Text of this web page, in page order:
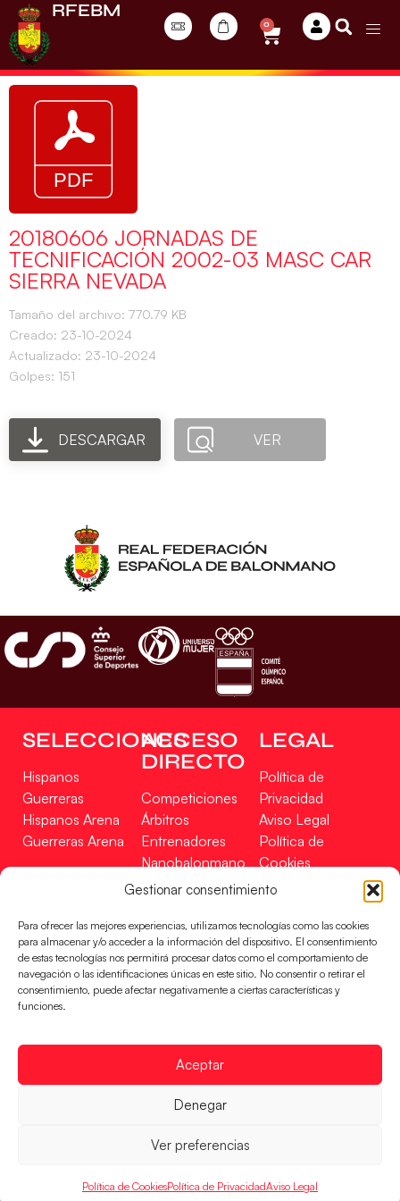
Gestionar consentimiento
Para ofrecer las mejores experiencias, utilizamos tecnologías como las cookies
para almacenar y/o acceder a la información del dispositivo. El consentimiento
de estas tecnologías nos permitirá procesar datos como el comportamiento de
navegación o las identificaciones únicas en este sitio. No consentir o retirar el
consentimiento, puede afectar negativamente a ciertas características y
funciones.
Aceptar
Denegar
Ver preferencias
Política de CookiesPolítica de PrivacidadAviso Legal
RFEBM
0
20180606 JORNADAS DE
TECNIFICACIÓN 2002-03 MASC CAR
SIERRA NEVADA
Tamaño del archivo: 770.79 KB
Creado: 23-10-2024
Actualizado: 23-10-2024
Golpes: 151
DESCARGAR VER
SELECCIONES
Hispanos
Guerreras
Hispanos Arena
Guerreras Arena
ACCESO
DIRECTO
Competiciones
Árbitros
Entrenadores
Nanobalonmano
Tienda
LEGAL
Política de
Privacidad
Aviso Legal
Política de
Cookies
Mapa Web
Incidencias
CONTACTO
EN
FINANCIADO
RFEBM © 2024. Todos los derechos reservados –
Desarrollado por